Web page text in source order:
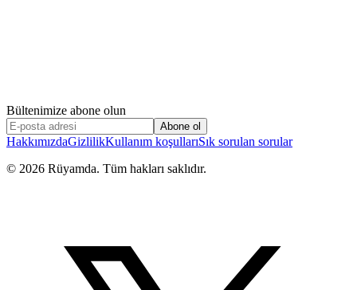
Bültenimize abone olun
Abone ol
HakkımızdaGizlilikKullanım koşullarıSık sorulan sorular
© 2026 Rüyamda. Tüm hakları saklıdır.